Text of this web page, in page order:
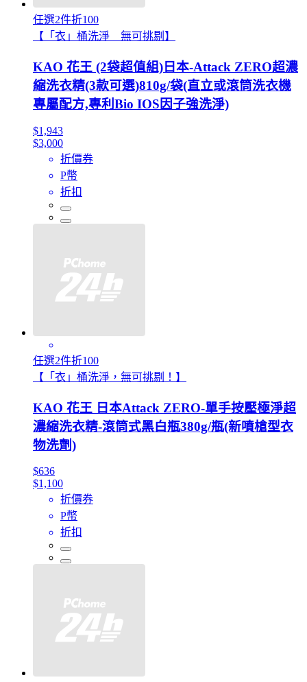
任選2件折100
【「衣」桶洗淨 無可挑剔】
KAO 花王 (2袋超值組)日本-Attack ZERO超濃
縮洗衣精(3款可選)810g/袋(直立或滾筒洗衣機
專屬配方,專利Bio IOS因子強洗淨)
$1,943
$3,000
折價券
P幣
折扣
任選2件折100
【「衣」桶洗淨，無可挑剔！】
KAO 花王 日本Attack ZERO-單手按壓極淨超
濃縮洗衣精-滾筒式黑白瓶380g/瓶(新噴槍型衣
物洗劑)
$636
$1,100
折價券
P幣
折扣